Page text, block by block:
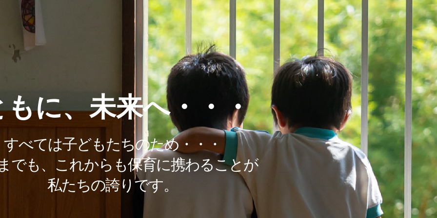
もに、未来へ・・・
すべては子どもたちのため・・・
でも、これからも保育に携わることが
私たちの誇りです。